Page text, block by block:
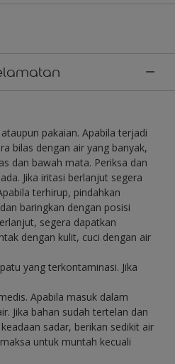
pakaian. Apabila terjadi
bilas dengan air yang banyak,
dan bawah mata. Periksa dan
Jika iritasi berlanjut segera
terhirup, pindahkan
baringkan dengan posisi
segera dapatkan
dengan kulit, cuci dengan air
yang terkontaminasi. Jika
Apabila masuk dalam
Jika bahan sudah tertelan dan
sadar, berikan sedikit air
untuk muntah kecuali